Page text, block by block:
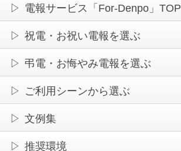
電報サービス「For-Denpo」TOP
祝電・お祝い電報を選ぶ
弔電・お悔やみ電報を選ぶ
ご利用シーンから選ぶ
文例集
推奨環境